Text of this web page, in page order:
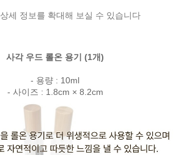
상세 정보를 확대해 보실 수 있습니다
사각 우드 롤온 용기 (1개)
- 용량 : 10ml
- 사이즈 : 1.8cm × 8.2cm